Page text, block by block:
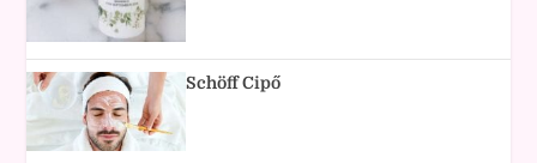
Schöff Cipő